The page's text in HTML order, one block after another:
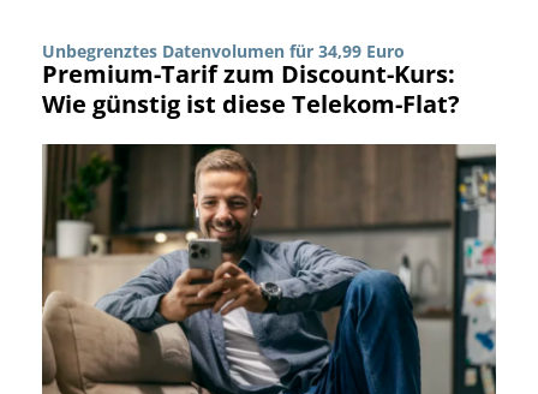
Unbegrenztes Datenvolumen für 34,99 Euro
Premium-Tarif zum Discount-Kurs:
Wie günstig ist diese Telekom-Flat?